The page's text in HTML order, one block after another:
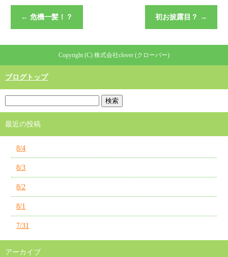
← 危機一髪！？ 初お披露目？ →
Copyright (C) 株式会社clover (クローバー)
ブログトップ
最近の投稿
8/4
8/3
8/2
8/1
7/31
アーカイブ